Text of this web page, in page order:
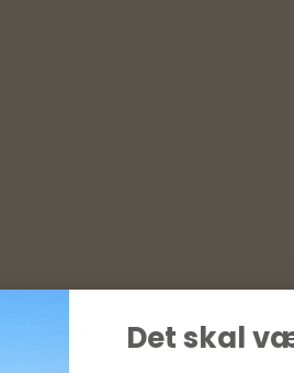
altid for, at din hund har adgang til
Det skal